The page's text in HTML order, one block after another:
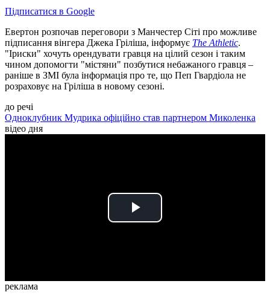
Підписатися в Google
Евертон розпочав переговори з Манчестер Сіті про можливе
підписання вінгера Джека Гріліша, інформує The Athletic.
"Іриски" хочуть орендувати гравця на цілий сезон і таким
чином допомогти "містяни" позбутися небажаного гравця –
раніше в ЗМІ була інформація про те, що Пеп Гвардіола не
розраховує на Гріліша в новому сезоні.
до речі
Одноклубник Мудрика офіційно став партнером Миколенка
відео дня
Play
реклама